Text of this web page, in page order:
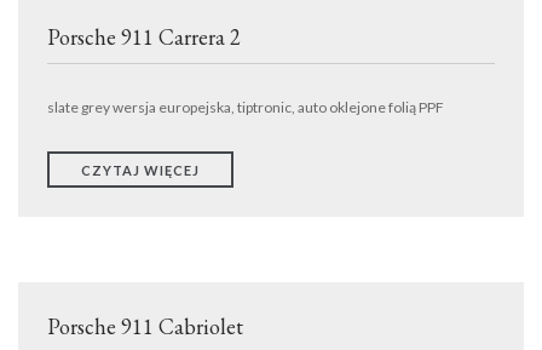
SERWIS
WYNAJEM
ODKUPIMY TWÓJ SAMOCHÓD
Porsche 911 Carrera 2
slate grey wersja europejska, tiptronic, auto oklejone folią PPF
CZYTAJ WIĘCEJ
Porsche 911 Cabriolet